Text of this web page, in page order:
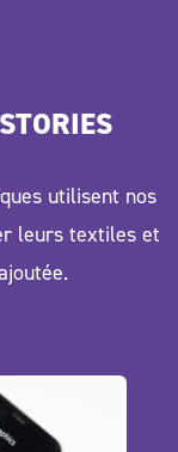
utilisent nos
leurs textiles et